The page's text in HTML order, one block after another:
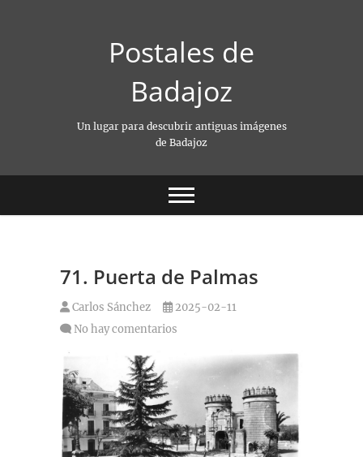
Postales de
Badajoz
Un lugar para descubrir antiguas imágenes
de Badajoz
71. Puerta de Palmas
Carlos Sánchez
2025-02-11
No hay comentarios